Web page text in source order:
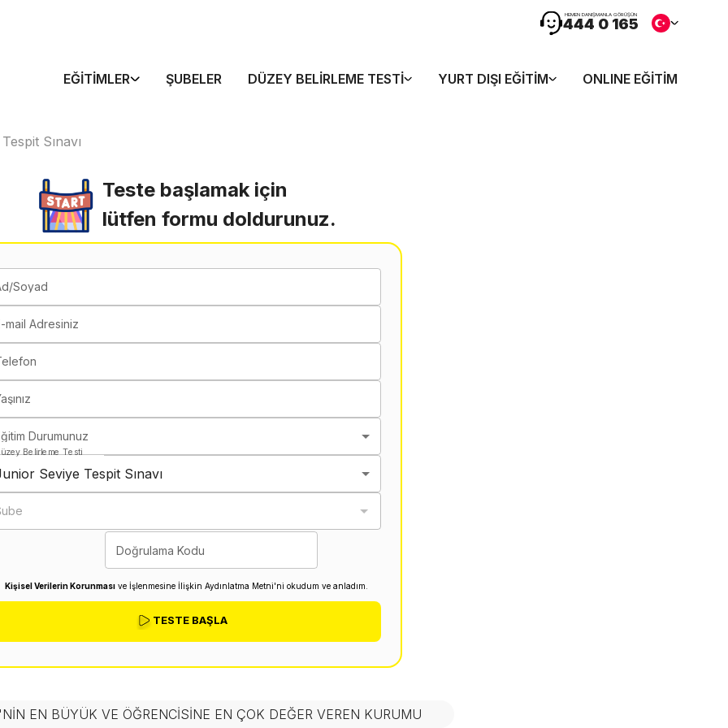
HEMEN DANIŞMANLA GÖRÜŞÜN
444 0 165
EĞITIMLER ŞUBELER DÜZEY BELIRLEME TESTI YURT DIŞI EĞITIM ONLINE EĞITIM
Sınavı
Teste başlamak için
lütfen formu doldurunuz.
Soyad
mail Adresiniz
Durumunuz
Belirleme Testi
Seviye Tespit Sınavı
Doğrulama Kodu
Kişisel Verilerin Korunması ve İşlenmesine İlişkin Aydınlatma Metni'ni okudum ve anladım.
TESTE BAŞLA
EN BÜYÜK VE ÖĞRENCISINE EN ÇOK DEĞER VEREN KURUMU